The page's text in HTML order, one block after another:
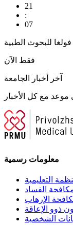
21
:
07
للبحوث الطبية
فقط الآن
آخر أخبار الجامعة
معلومات رسمية
التعليمية
الفساد
الإرهاب
ذوو الإعاقة
الشخصية